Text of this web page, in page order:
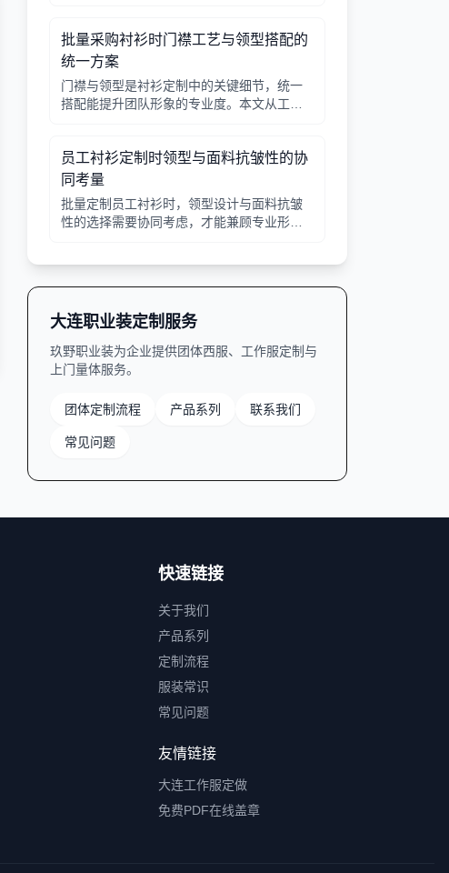
批量采购衬衫时门襟工艺与领型搭配的
统一方案
门襟与领型是衬衫定制中的关键细节，统一
搭配能提升团队形象的专业度。本文从工艺
决策。
员工衬衫定制时领型与面料抗皱性的协
同考量
批量定制员工衬衫时，领型设计与面料抗皱
性的选择需要协同考虑，才能兼顾专业形象
大连职业装定制服务
玖野职业装为企业提供团体西服、工作服定制与
上门量体服务。
团体定制流程 产品系列 联系我们
常见问题
快速链接
关于我们
产品系列
定制流程
服装常识
常见问题
友情链接
大连工作服定做
免费PDF在线盖章